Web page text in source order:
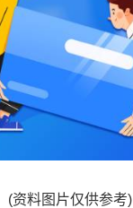
(资料图片仅供参考)